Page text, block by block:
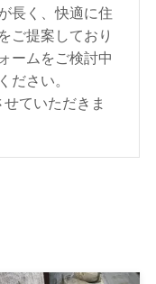
⾧く、快適に住
ご提案しており
ームをご検討中
ださい。
ていただきま